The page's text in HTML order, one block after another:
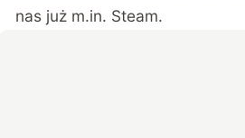
nas już m.in. Steam.